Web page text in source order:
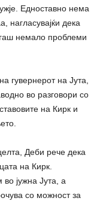
Едноставно нема
нагласувајќи дека
немало проблеми
гувернерот на Јута,
во разговори со
на Кирк и
Деби рече дека
на Кирк.
јужна Јута, а
со можност за